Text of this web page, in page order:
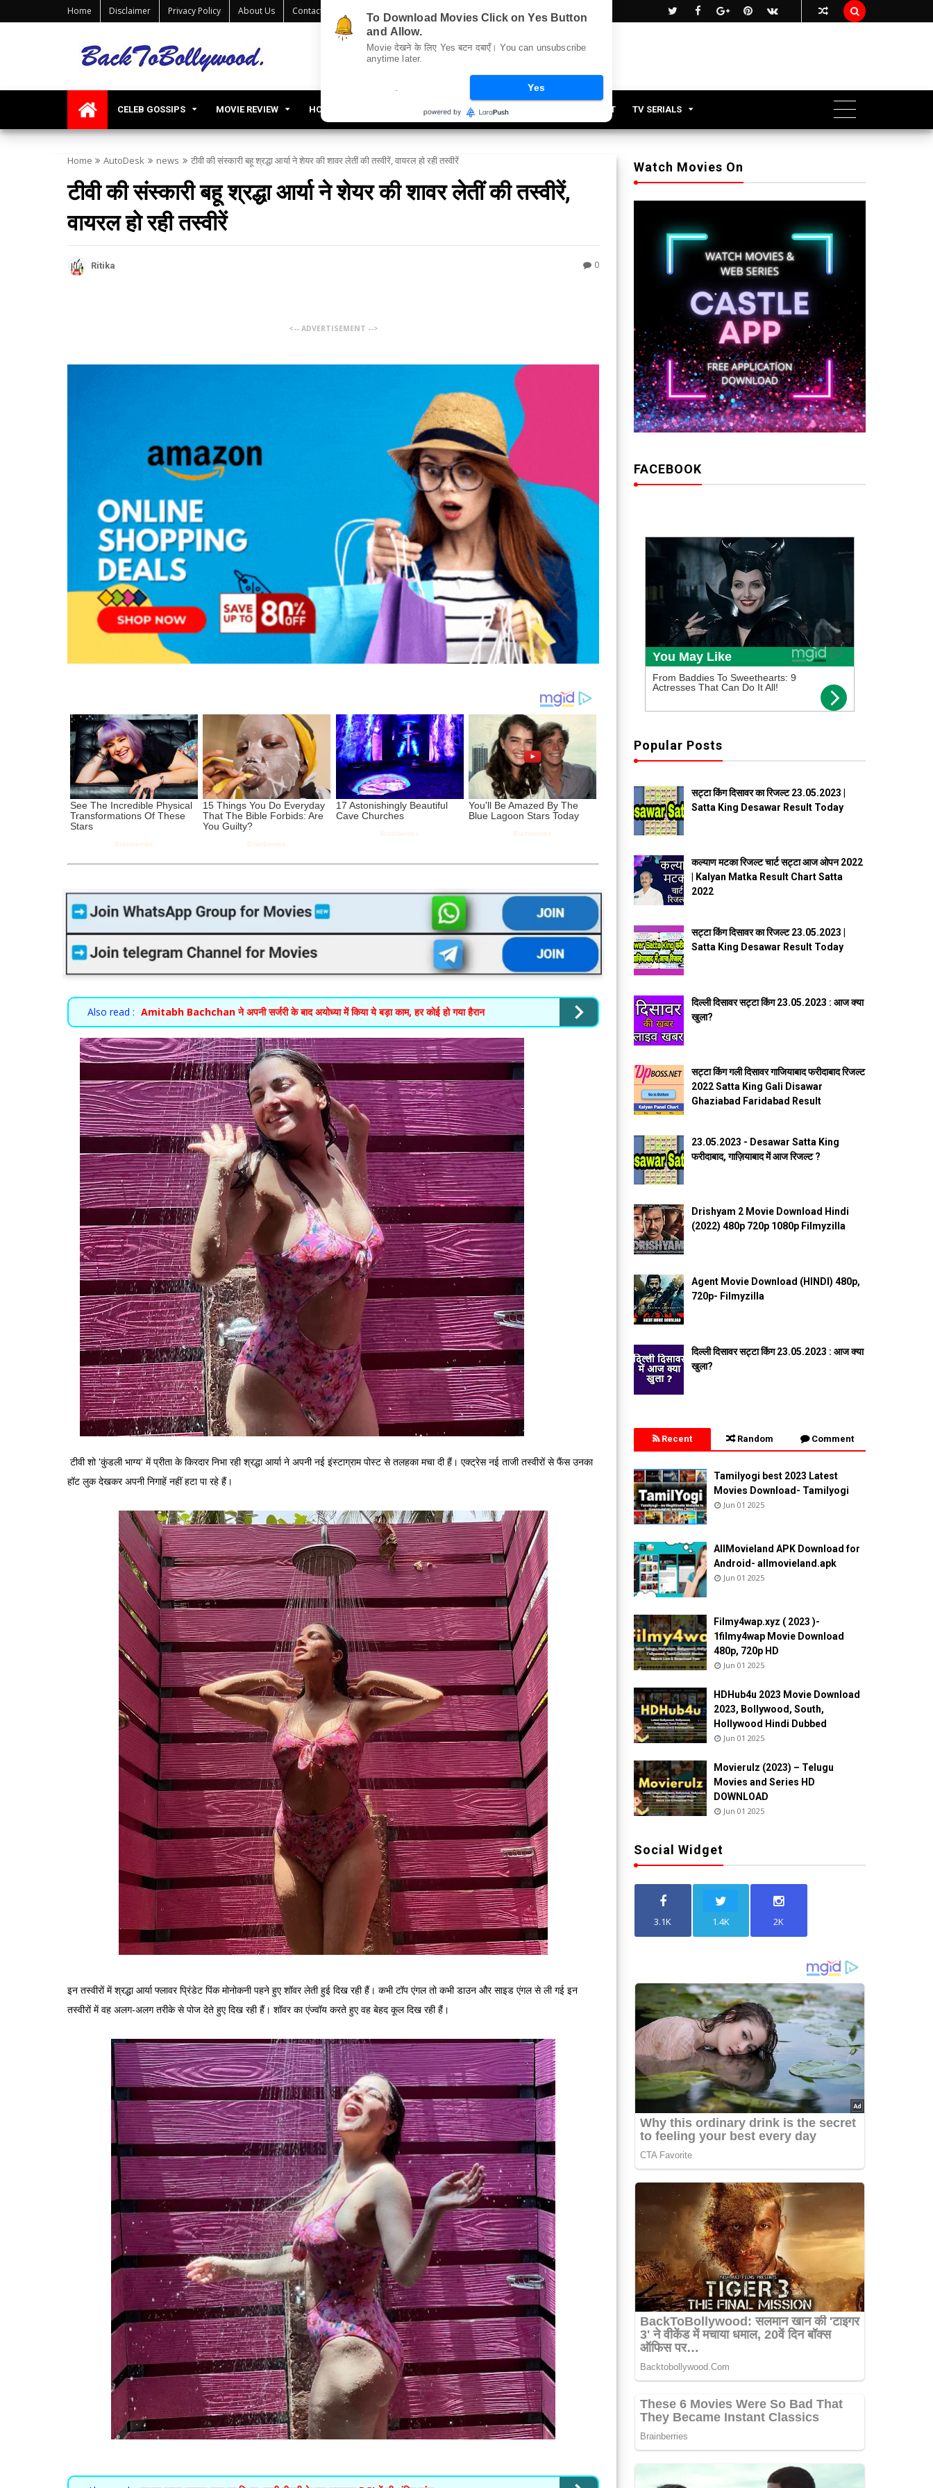
Home Disclaimer Privacy Policy About Us Contact Us Sitemap 
CELEB GOSSIPS MOVIE REVIEW HOLLYWOOD UPDATES LIFESTYLE OFFBEAT TV SERIALS
Home AutoDesk news टीवी की संस्कारी बहू श्रद्धा आर्या ने शेयर की शावर लेतीं की तस्वीरें, वायरल हो रही तस्वीरें
टीवी की संस्कारी बहू श्रद्धा आर्या ने शेयर की शावर लेतीं की तस्वीरें,
वायरल हो रही तस्वीरें
Ritika 0
<-- ADVERTISEMENT -->
Also read : Amitabh Bachchan ने अपनी सर्जरी के बाद अयोध्या में किया ये बड़ा काम, हर कोई हो गया हैरान
टीवी शो 'कुंडली भाग्य' में प्रीता के किरदार निभा रही श्रद्धा आर्या ने अपनी नई इंस्टाग्राम पोस्ट से तलहका मचा दी हैं। एक्ट्रेस नई ताजी तस्वीरों से फैंस उनका
हॉट लुक देखकर अपनी निगाहें नहीं हटा पा रहे हैं।
इन तस्वीरों में श्रद्धा आर्या फ्लावर प्रिंडेट पिंक मोनोकनी पहने हुए शॉवर लेती हुई दिख रही हैं। कभी टॉप एंगल तो कभी डाउन और साइड एंगल से ली गई इन
तस्वीरों में वह अलग-अलग तरीके से पोज देते हुए दिख रही हैं। शॉवर का एंज्वॉय करते हुए वह बेहद कूल दिख रही हैं।
Watch Movies On
FACEBOOK
Popular Posts
सट्टा किंग दिसावर का रिजल्ट 23.05.2023 |
Satta King Desawar Result Today
कल्याण मटका रिजल्ट चार्ट सट्टा आज ओपन 2022
| Kalyan Matka Result Chart Satta
2022
सट्टा किंग दिसावर का रिजल्ट 23.05.2023 |
Satta King Desawar Result Today
दिल्ली दिसावर सट्टा किंग 23.05.2023 : आज क्या
खुला?
सट्टा किंग गली दिसावर गाजियाबाद फरीदाबाद रिजल्ट
2022 Satta King Gali Disawar
Ghaziabad Faridabad Result
23.05.2023 - Desawar Satta King
फरीदाबाद, गाज़ियाबाद में आज रिजल्ट ?
Drishyam 2 Movie Download Hindi
(2022) 480p 720p 1080p Filmyzilla
Agent Movie Download (HINDI) 480p,
720p- Filmyzilla
दिल्ली दिसावर सट्टा किंग 23.05.2023 : आज क्या
खुला?
Recent Random Comment
Tamilyogi best 2023 Latest
Movies Download- Tamilyogi
Jun 01 2025
AllMovieland APK Download for
Android- allmovieland.apk
Jun 01 2025
Filmy4wap.xyz ( 2023 )-
1filmy4wap Movie Download
480p, 720p HD
Jun 01 2025
HDHub4u 2023 Movie Download
2023, Bollywood, South,
Hollywood Hindi Dubbed
Jun 01 2025
Movierulz (2023) – Telugu
Movies and Series HD
DOWNLOAD
Jun 01 2025
Social Widget
3.1K 1.4K 2K
To Download Movies Click on Yes Button
and Allow.
Movie देखने के लिए Yes बटन दबाएँ। You can unsubscribe
anytime later.
Yes